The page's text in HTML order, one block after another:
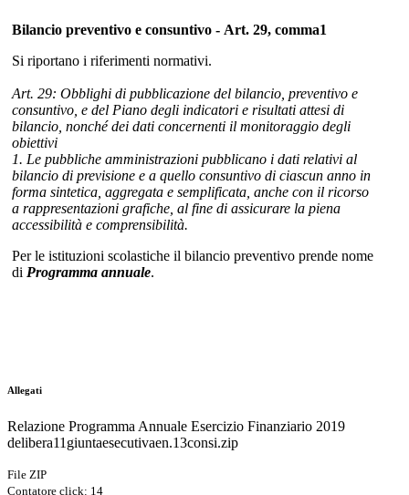
Bilancio preventivo e consuntivo - Art. 29, comma1
Si riportano i riferimenti normativi.
Art. 29: Obblighi di pubblicazione del bilancio, preventivo e
consuntivo, e del Piano degli indicatori e risultati attesi di
bilancio, nonché dei dati concernenti il monitoraggio degli
obiettivi
1. Le pubbliche amministrazioni pubblicano i dati relativi al
bilancio di previsione e a quello consuntivo di ciascun anno in
forma sintetica, aggregata e semplificata, anche con il ricorso
a rappresentazioni grafiche, al fine di assicurare la piena
accessibilità e comprensibilità.
Per le istituzioni scolastiche il bilancio preventivo prende nome
di Programma annuale.
Allegati
Relazione Programma Annuale Esercizio Finanziario 2019
delibera11giuntaesecutivaen.13consi.zip
File ZIP
Contatore click: 14